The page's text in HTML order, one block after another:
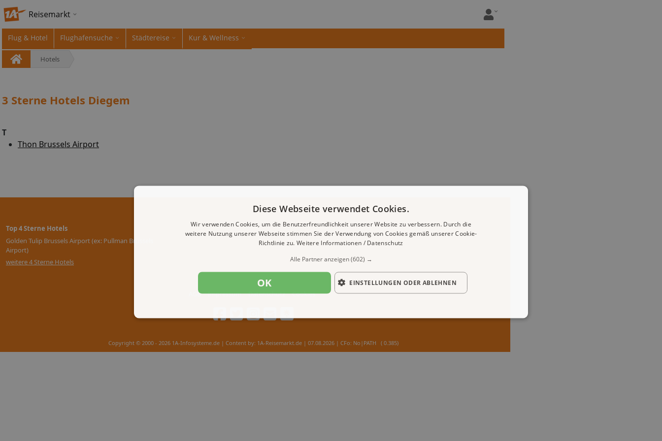
Reisemarkt
Flug & Hotel Flughafensuche Städtereise Kur & Wellness
Hotels
3 Sterne Hotels Diegem
T
Thon Brussels Airport
Top 4 Sterne Hotels
Golden Tulip Brussels Airport (ex: Pullman Brussels
Airport)
weitere 4 Sterne Hotels
AGB Impressum Datenschutz Cookies
Copyright © 2000 - 2026 1A-Infosysteme.de | Content by: 1A-Reisemarkt.de | 07.08.2026 | CFo: No|PATH ( 0.385)
Diese Webseite verwendet Cookies.
Wir verwenden Cookies, um die Benutzerfreundlichkeit unserer Website zu verbessern. Durch die
weitere Nutzung unserer Webseite stimmen Sie der Verwendung von Cookies gemäß unserer Cookie-
Richtlinie zu. Weitere Informationen / Datenschutz
Alle Partner anzeigen(602) →
OK EINSTELLUNGEN ODER ABLEHNEN